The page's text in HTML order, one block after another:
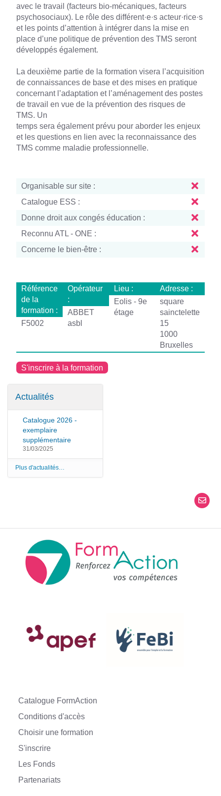
avec le travail (facteurs bio-mécaniques, facteurs
psychosociaux). Le rôle des différent·e·s acteur·rice·s
et les points d’attention à intégrer dans la mise en
place d’une politique de prévention des TMS seront
développés également.
La deuxième partie de la formation visera l’acquisition
de connaissances de base et des mises en pratique
concernant l’adaptation et l’aménagement des postes
de travail en vue de la prévention des risques de
TMS. Un
temps sera également prévu pour aborder les enjeux
et les questions en lien avec la reconnaissance des
TMS comme maladie professionnelle.
Organisable sur site :
Catalogue ESS :
Donne droit aux congés éducation :
Reconnu ATL - ONE :
Concerne le bien-être :
Référence
de la
formation :
F5002
Opérateur
:
ABBET
asbl
Lieu :
Eolis - 9e
étage
Adresse :
square
sainctelette
15
1000
Bruxelles
S'inscrire à la formation
Actualités
Catalogue 2026 -
exemplaire
supplémentaire
31/03/2025
Plus d'actualités…
Catalogue FormAction
Conditions d'accès
Choisir une formation
S'inscrire
Les Fonds
Partenariats